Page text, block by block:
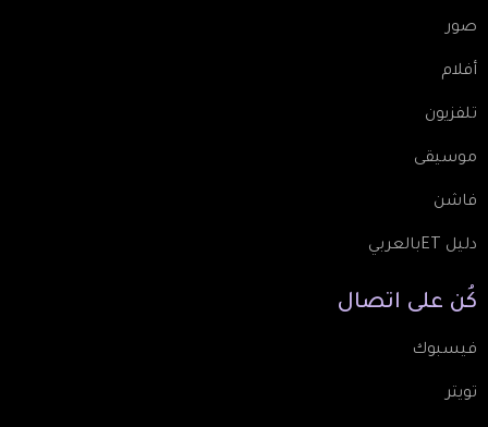
صور
أفلام
تلفزيون
موسيقى
فاشن
دليل ETبالعربي
كُن على اتصال
فيسبوك
تويتر